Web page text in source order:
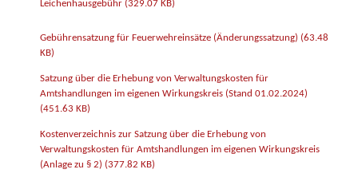
Leichenhausgebühr (329.07 KB)
Gebührensatzung für Feuerwehreinsätze (Änderungssatzung) (63.48
KB)
Satzung über die Erhebung von Verwaltungskosten für
Amtshandlungen im eigenen Wirkungskreis (Stand 01.02.2024)
(451.63 KB)
Kostenverzeichnis zur Satzung über die Erhebung von
Verwaltungskosten für Amtshandlungen im eigenen Wirkungskreis
(Anlage zu § 2) (377.82 KB)